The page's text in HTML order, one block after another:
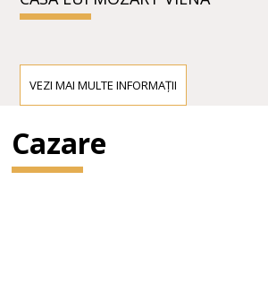
VEZI MAI MULTE INFORMAȚII
Cazare